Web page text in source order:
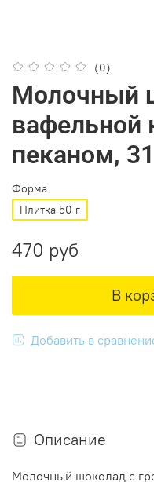
(0)
Молочный
вафельной
пеканом,
Форма
Плитка 50 г
470 руб
В
Добавить в
Описание
Молочный шоколад с